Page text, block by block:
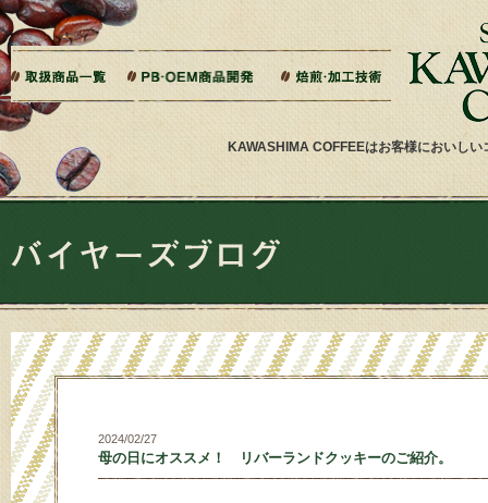
KAWASHIMA COFFEEはお客様においし
本文へジャンプ
ドリップバッグ加工
ティーバッグ加工
リキッドコーヒー加工
オーダー焙煎
パッケージデザイン・印刷
2024/02/27
母の日にオススメ！ リバーランドクッキーのご紹介。